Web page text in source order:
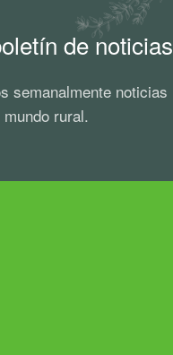
de noticias
semanalmente noticias
rural.